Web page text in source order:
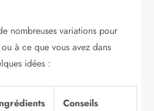
nombreuses variations pour
à ce que vous avez dans
idées :
Conseils